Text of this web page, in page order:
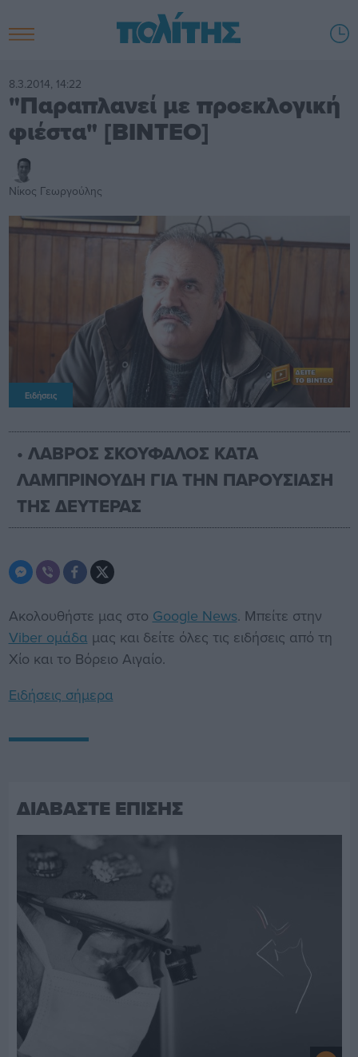
8.3.2014, 14:22
"Παραπλανεί με προεκλογική
φιέστα" [BINTEO]
Νίκος Γεωργούλης
Ειδήσεις
• ΛΑΒΡΟΣ ΣΚΟΥΦΑΛΟΣ ΚΑΤΑ
ΛΑΜΠΡΙΝΟΥΔΗ ΓΙΑ ΤΗΝ ΠΑΡΟΥΣΙΑΣΗ
ΤΗΣ ΔΕΥΤΕΡΑΣ
Ακολουθήστε μας στο Google News. Μπείτε στην
Viber ομάδα μας και δείτε όλες τις ειδήσεις από τη
Χίο και το Βόρειο Αιγαίο.
Ειδήσεις σήμερα
ΔΙΑΒΑΣΤΕ ΕΠΙΣΗΣ